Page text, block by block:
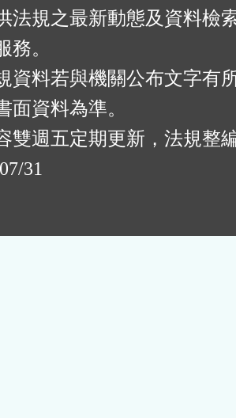
法規之最新動態及資料檢
務。
資料若與機關公布文字有
面資料為準。
雙週五定期更新，法規整
31